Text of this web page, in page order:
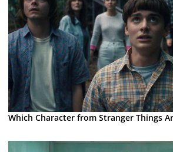
Which Character from Stranger Things